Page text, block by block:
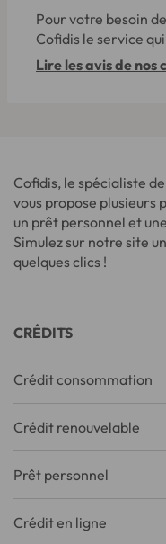
Pour votre besoin
Cofidis le service
Lire les avis de nos
Cofidis, le spécialiste
vous propose plusieurs
un prêt personnel et
Simulez sur notre site
quelques clics !
CRÉDITS
Crédit consommation
Crédit renouvelable
Prêt personnel
Crédit en ligne